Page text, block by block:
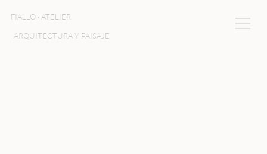
ARQUITECTURA Y PAISAJE
FIALLO · ATELIER